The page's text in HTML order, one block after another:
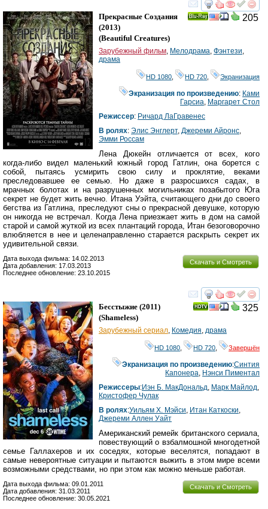
смотреть
205
Прекрасные Создания
(2013)
(Beautiful Creatures)
Зарубежный фильм, Мелодрама, Фэнтези,
драма
HD 1080 HD 720 Экранизация
Экранизация по произведению: Ками
Гарсиа, Маргарет Стол
Режиссер: Ричард ЛаГравенес
В ролях: Элис Энглерт, Джереми Айронс,
Эмми Россам
Лена Дюкейн отличается от всех, кого
когда-либо видел маленький южный город Гатлин, она борется с
собой, пытаясь усмирить свою силу и проклятие, веками
преследовавшее ее семью. Но даже в разросшихся садах, в
мрачных болотах и на разрушенных могильниках позабытого Юга
секрет не будет жить вечно. Итана Уэйта, считающего дни до своего
бегства из Гатлина, преследуют сны о прекрасной девушке, которую
он никогда не встречал. Когда Лена приезжает жить в дом на самой
старой и самой жуткой из всех плантаций города, Итан безоговорочно
влюбляется в нее и целенаправленно старается раскрыть секрет их
удивительной связи.
Скачать и Смотреть
Дата выхода фильма: 14.02.2013
Дата добавления: 17.03.2013
Последнее обновление: 23.10.2015
смотреть
325
Бесстыжие (2011)
(Shameless)
Зарубежный сериал, Комедия, драма
HD 1080 HD 720 Завершён
Экранизация по произведению:Синтия
Капонера, Нэнси Пиментал
Режиссеры:Иэн Б. МакДональд, Марк Майлод,
Кристофер Чулак
В ролях:Уильям Х. Мэйси, Итан Каткоски,
Джереми Аллен Уайт
Американский ремейк британского сериала,
повествующий о взбалмошной многодетной
семье Галлахеров и их соседях, которые веселятся, попадают в
самые невероятные ситуации и пытаются выжить в этом мире всеми
возможными средствами, но при этом как можно меньше работая.
Скачать и Смотреть
Дата выхода фильма: 09.01.2011
Дата добавления: 31.03.2011
Последнее обновление: 30.05.2021